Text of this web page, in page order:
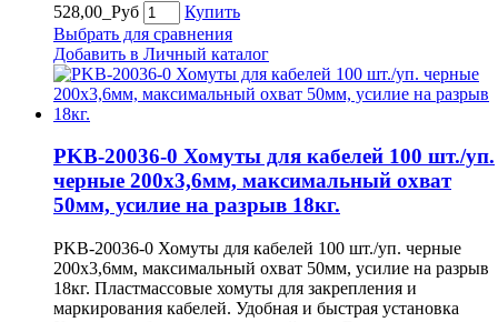
528,00_Руб
Купить
Выбрать для сравнения
Добавить в Личный каталог
PKB-20036-0 Хомуты для кабелей 100 шт./уп.
черные 200х3,6мм, максимальный охват
50мм, усилие на разрыв 18кг.
PKB-20036-0 Хомуты для кабелей 100 шт./уп. черные
200х3,6мм, максимальный охват 50мм, усилие на разрыв
18кг. Пластмассовые хомуты для закрепления и
маркирования кабелей. Удобная и быстрая установка